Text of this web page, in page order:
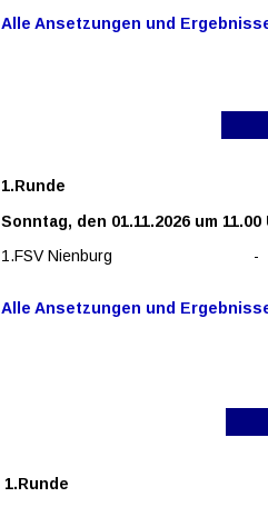
Alle Ansetzungen und
1.Runde
Sonntag, den 01.11.2026 um 11.00
1.FSV Nienburg
-
Alle Ansetzungen und
1.Runde